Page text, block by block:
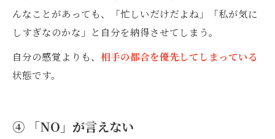
んなことがあっても、「忙しいだけだよね」「私が気に
しすぎなのかな」と自分を納得させてしまう。
自分の感覚よりも、 相手の都合を優先してしまっている
状態です。
④ 「NO」が言えない